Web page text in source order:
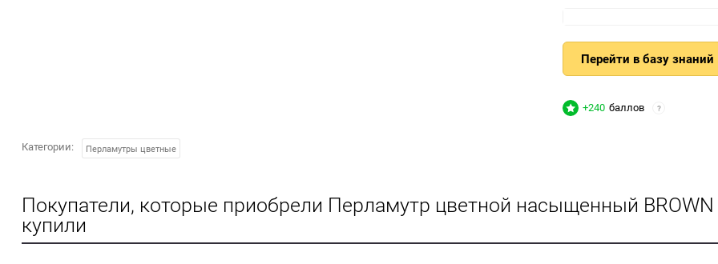
Категории: Перламутры цветные
Перейти в базу знаний
+240 баллов ?
Покупатели, которые приобрели Перламутр цветной насыщенный BROWN
купили